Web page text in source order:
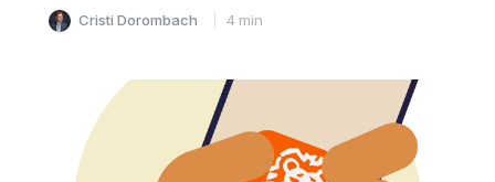
Cristi Dorombach 4 min